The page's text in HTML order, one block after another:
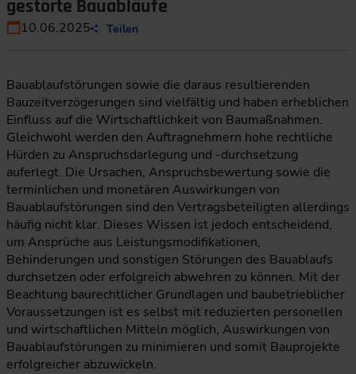
gestörte Bauabläufe
10.06.2025 Teilen
Bauablaufstörungen sowie die daraus resultierenden
Bauzeitverzögerungen sind vielfältig und haben erheblichen
Einfluss auf die Wirtschaftlichkeit von Baumaßnahmen.
Gleichwohl werden den Auftragnehmern hohe rechtliche
Hürden zu Anspruchsdarlegung und -durchsetzung
auferlegt. Die Ursachen, Anspruchsbewertung sowie die
terminlichen und monetären Auswirkungen von
Bauablaufstörungen sind den Vertragsbeteiligten allerdings
häufig nicht klar. Dieses Wissen ist jedoch entscheidend,
um Ansprüche aus Leistungsmodifikationen,
Behinderungen und sonstigen Störungen des Bauablaufs
durchsetzen oder erfolgreich abwehren zu können. Mit der
Beachtung baurechtlicher Grundlagen und baubetrieblicher
Voraussetzungen ist es selbst mit reduzierten personellen
und wirtschaftlichen Mitteln möglich, Auswirkungen von
Bauablaufstörungen zu minimieren und somit Bauprojekte
erfolgreicher abzuwickeln.